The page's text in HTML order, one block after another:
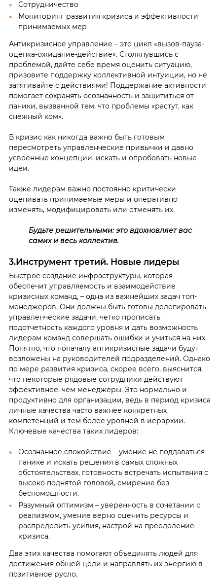
Сотрудничество
Мониторинг развития кризиса и эффективности
принимаемых мер
Антикризисное управление – это цикл «вызов-пауза-
оценка-ожидание-действие». Столкнувшись с
проблемой, дайте себе время оценить ситуацию,
призовите поддержку коллективной интуиции, но не
затягивайте с действиями! Поддержание активности
помогает сохранять осознанность и защититься от
паники, вызванной тем, что проблемы «растут, как
снежный ком».
В кризис как никогда важно быть готовым
пересмотреть управленческие привычки и давно
усвоенные концепции, искать и опробовать новые
идеи.
Также лидерам важно постоянно критически
оценивать принимаемые меры и оперативно
изменять, модифицировать или отменять их.
Будьте решительными: это вдохновляет вас
самих и весь коллектив.
3.Инструмент третий. Новые лидеры
Быстрое создание инфраструктуры, которая
обеспечит управляемость и взаимодействие
кризисных команд, – одна из важнейших задач топ-
менеджеров. Они должны быть готовы делегировать
управленческие задачи, четко прописать
подотчетность каждого уровня и дать возможность
лидерам команд совершать ошибки и учиться на них.
Понятно, что поначалу антикризисные задачи будут
возложены на руководителей подразделений. Однако
по мере развития кризиса, скорее всего, выяснится,
что некоторые рядовые сотрудники действуют
эффективнее, чем менеджеры. Это нормально и
продуктивно для организации, ведь в период кризиса
личные качества часто важнее конкретных
компетенций и тем более уровней в иерархии.
Ключевые качества таких лидеров:
Осознанное спокойствие – умение не поддаваться
панике и искать решения в самых сложных
обстоятельствах, готовность встречать испытания с
высоко поднятой головой, смирение без
беспомощности.
Разумный оптимизм – уверенность в сочетании с
реализмом, умение верно оценить ресурсы и
распределить усилия, настрой на преодоление
кризиса.
Два этих качества помогают объединять людей для
достижения общей цели и направлять их энергию в
позитивное русло.